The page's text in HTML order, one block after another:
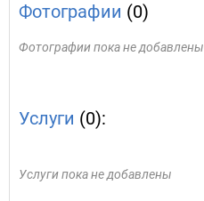
Фотографии (0)
Фотографии пока не добавлены
Услуги (0):
Услуги пока не добавлены